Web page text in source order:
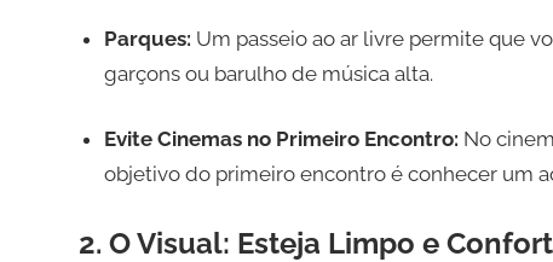
Parques: Um passeio ao ar livre permite que
garçons ou barulho de música alta.
Evite Cinemas no Primeiro Encontro: No
objetivo do primeiro encontro é conhecer um
2. O Visual: Esteja Limpo e